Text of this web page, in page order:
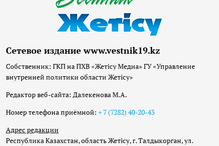
Сетевое издание www.vestnik19.kz
Собственник: ГКП на ПХВ «Жетісу Медиа» ГУ «Управление
внутренней политики области Жетісу»
Редактор веб-сайта: Далекенова М.А.
Номер телефона приёмной: + 7 (7282) 40-20-43
Адрес редакции
Республика Казахстан, область Жетісу, г. Талдыкорган, ул.